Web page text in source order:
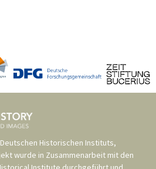
Deutschen Historischen Instituts,
wurde in Zusammenarbeit mit den